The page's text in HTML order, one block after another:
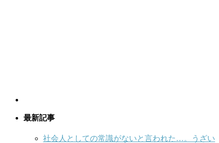
最新記事
社会人としての常識がないと言われた…。うざい